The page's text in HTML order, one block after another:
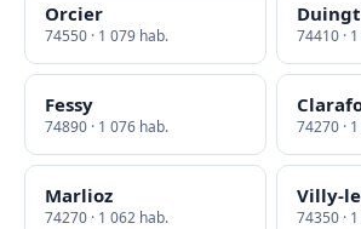
Orcier
74550 · 1 079 hab.
Duingt
74410 ·
Fessy
74890 · 1 076 hab. 74270 ·
Marlioz
74270 · 1 062 hab.
Villy-
74350 ·